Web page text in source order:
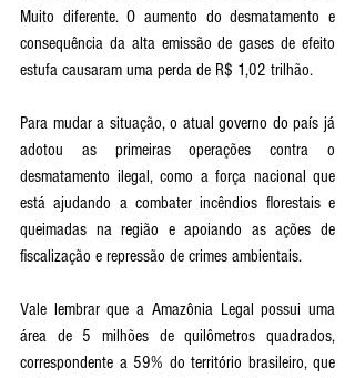
Muito diferente. O aumento do desmatamento e
consequência da alta emissão de gases de efeito
estufa causaram uma perda de R$ 1,02 trilhão.
Para mudar a situação, o atual governo do país já
adotou as primeiras operações contra o
desmatamento ilegal, como a força nacional que
está ajudando a combater incêndios florestais e
queimadas na região e apoiando as ações de
fiscalização e repressão de crimes ambientais.
Vale lembrar que a Amazônia Legal possui uma
área de 5 milhões de quilômetros quadrados,
correspondente a 59% do território brasileiro, que